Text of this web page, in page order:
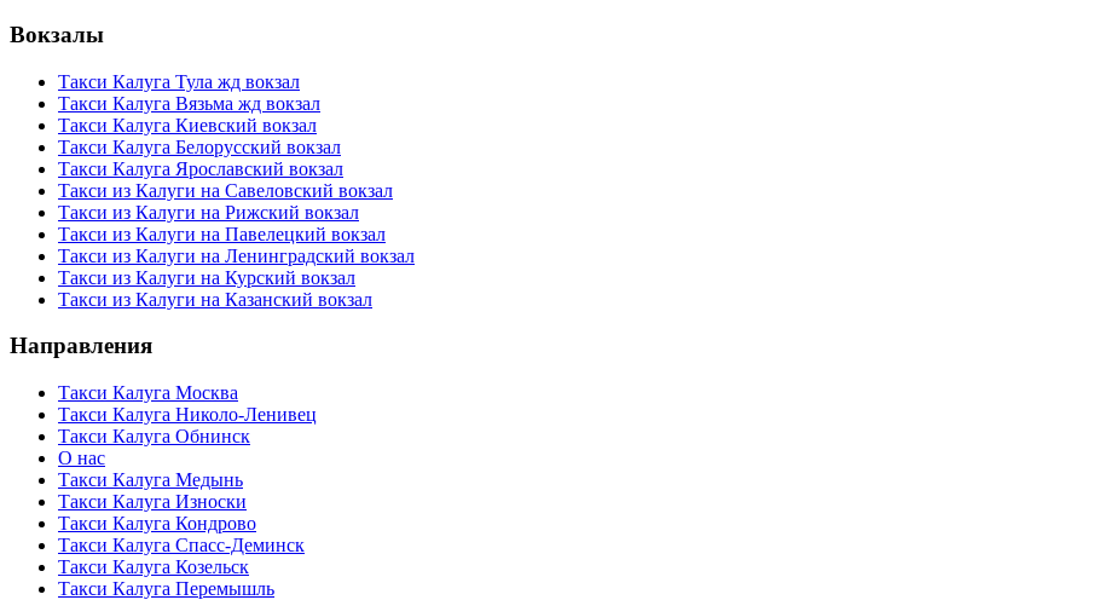
Вокзалы
Такси Калуга Тула жд вокзал
Такси Калуга Вязьма жд вокзал
Такси Калуга Киевский вокзал
Такси Калуга Белорусский вокзал
Такси Калуга Ярославский вокзал
Такси из Калуги на Савеловский вокзал
Такси из Калуги на Рижский вокзал
Такси из Калуги на Павелецкий вокзал
Такси из Калуги на Ленинградский вокзал
Такси из Калуги на Курский вокзал
Такси из Калуги на Казанский вокзал
Направления
Такси Калуга Москва
Такси Калуга Николо-Ленивец
Такси Калуга Обнинск
О нас
Такси Калуга Медынь
Такси Калуга Износки
Такси Калуга Кондрово
Такси Калуга Спасс-Деминск
Такси Калуга Козельск
Такси Калуга Перемышль